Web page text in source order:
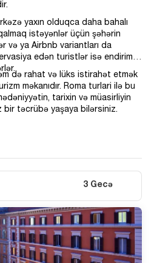
yaxın olduqca daha bahalı
istəyənlər üçün şəhərin
və ya Airbnb variantları da
edən turistlər isə endirimli
də rahat və lüks istirahət etmək
məkanıdır. Roma turlari ilə bu
tarixin və müasirliyin
bir təcrübə yaşaya bilərsiniz.
3 Gecə